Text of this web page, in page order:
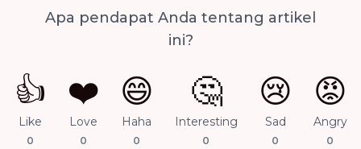
Apa pendapat Anda tentang artikel
ini?
👍
Like
0
❤️
Love
0
😄
Haha
0
🤔
Interesting
0
😢
Sad
0
😡
Angry
0